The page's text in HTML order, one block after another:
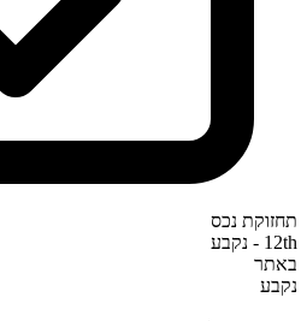
תחזוקת נכס
12th - נקבע
באתר
נקבע